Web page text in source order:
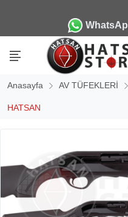
Anasayfa AV TÜFEKLERİ
HATSAN